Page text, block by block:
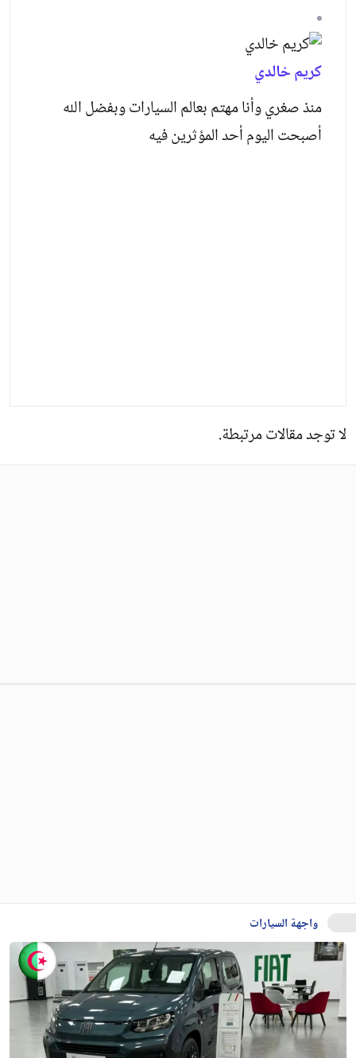
كريم خالدي
منذ صغري وأنا مهتم بعالم السيارات وبفضل الله
أصبحت اليوم أحد المؤثرين فيه
لا توجد مقالات مرتبطة.
واجهة السيارات